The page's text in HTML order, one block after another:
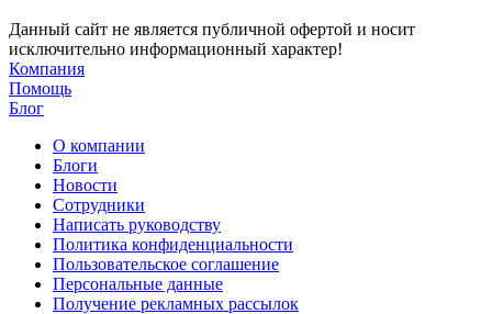
Данный сайт не является публичной офертой и носит
исключительно информационный характер!
Компания
Помощь
Блог
О компании
Блоги
Новости
Сотрудники
Написать руководству
Политика конфиденциальности
Пользовательское соглашение
Персональные данные
Получение рекламных рассылок